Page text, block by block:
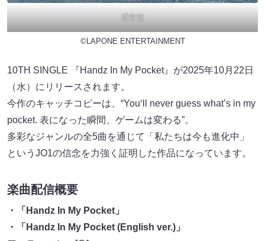
通常盤
©LAPONE ENTERTAINMENT
10TH SINGLE 『Handz In My Pocket』が2025年10月22日
（水）にリリースされます。
今作のキャッチコピーは、“You‘ll never guess what’s in my
pocket. 表になった瞬間、ゲームは変わる”。
多彩なジャンルの全5曲を通じて「私たちは今も進化中」
というJO1の信念を力強く証明した作品になっています。
楽曲配信概要
・「Handz In My Pocket」
・「Handz In My Pocket (English ver.)」